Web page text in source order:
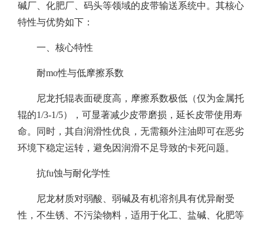
碱厂、化肥厂、码头等领域的皮带输送系统中。其核心
特性与优势如下：
一、核心特性
耐mo性与低摩擦系数
尼龙托辊表面硬度高，摩擦系数极低（仅为金属托
辊的1/3-1/5），可显著减少皮带磨损，延长皮带使用寿
命。同时，其自润滑性优良，无需额外注油即可在恶劣
环境下稳定运转，避免因润滑不足导致的卡死问题。
抗fu蚀与耐化学性
尼龙材质对弱酸、弱碱及有机溶剂具有优异耐受
性，不生锈、不污染物料，适用于化工、盐碱、化肥等